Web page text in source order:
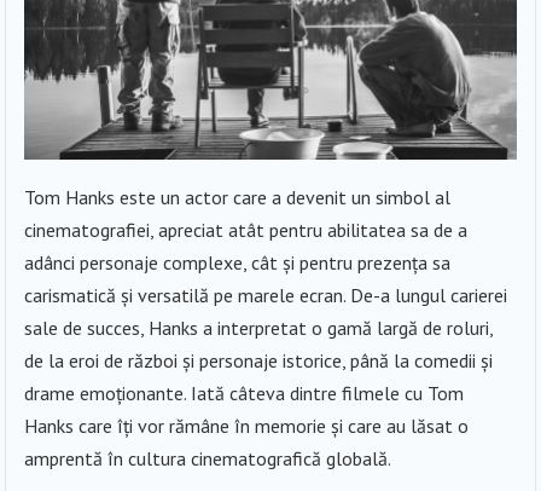
Tom Hanks este un actor care a devenit un simbol al
cinematografiei, apreciat atât pentru abilitatea sa de a
adânci personaje complexe, cât și pentru prezența sa
carismatică și versatilă pe marele ecran. De-a lungul carierei
sale de succes, Hanks a interpretat o gamă largă de roluri,
de la eroi de război și personaje istorice, până la comedii și
drame emoționante. Iată câteva dintre filmele cu Tom
Hanks care îți vor rămâne în memorie și care au lăsat o
amprentă în cultura cinematografică globală.